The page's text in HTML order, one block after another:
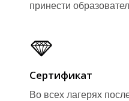
принести
Сертификат
Во всех лагерях